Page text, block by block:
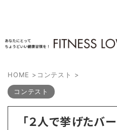
HOME > コンテスト >
コンテスト
「２人で挙げたバ